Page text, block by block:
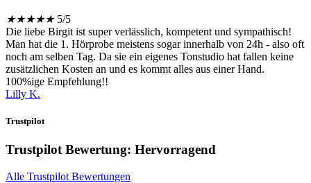
★★★★★ 5/5
Die liebe Birgit ist super verlässlich, kompetent und sympathisch!
Man hat die 1. Hörprobe meistens sogar innerhalb von 24h - also oft
noch am selben Tag. Da sie ein eigenes Tonstudio hat fallen keine
zusätzlichen Kosten an und es kommt alles aus einer Hand.
100%ige Empfehlung!!
Lilly K.
Trustpilot
Trustpilot Bewertung: Hervorragend
Alle Trustpilot Bewertungen